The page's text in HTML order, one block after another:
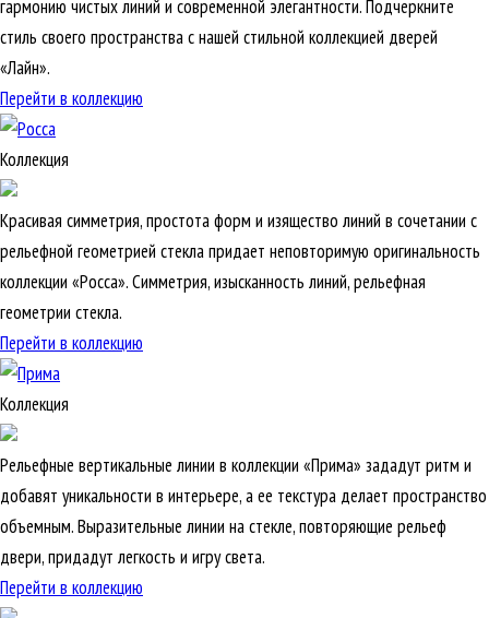
гармонию чистых линий и современной элегантности. Подчеркните
стиль своего пространства с нашей стильной коллекцией дверей
«Лайн».
Перейти в коллекцию
Коллекция
Красивая симметрия, простота форм и изящество линий в сочетании с
рельефной геометрией стекла придает неповторимую оригинальность
коллекции «Росса». Симметрия, изысканность линий, рельефная
геометрии стекла.
Перейти в коллекцию
Коллекция
Рельефные вертикальные линии в коллекции «Прима» зададут ритм и
добавят уникальности в интерьере, а ее текстура делает пространство
объемным. Выразительные линии на стекле, повторяющие рельеф
двери, придадут легкость и игру света.
Перейти в коллекцию